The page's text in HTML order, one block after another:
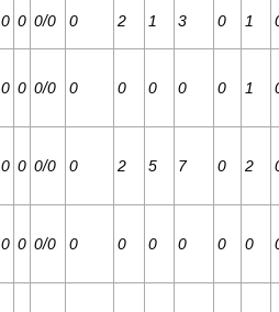
0 0 0/0 0 2 1 3 0 1
0 0 0/0 0 0 0 0 0 1
0 0 0/0 0 2 5 7 0 2
0 0 0/0 0 0 0 0 0 0